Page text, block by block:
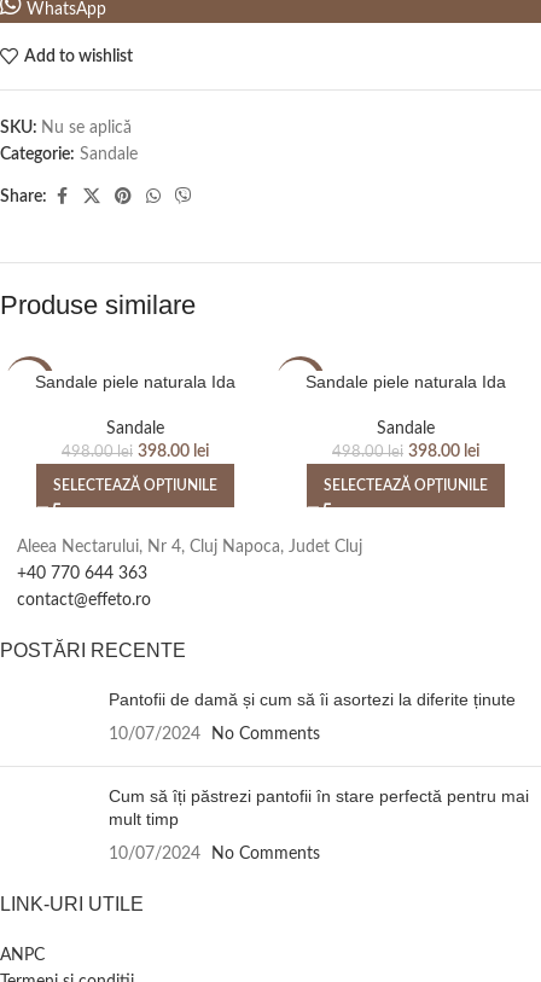
WhatsApp
Add to wishlist
SKU: Nu se aplică
Categorie: Sandale
Share:
Produse similare
-20%Sandale piele naturala Ida
Sandale
498.00lei 398.00 lei
SELECTEAZĂ OPȚIUNILE
-20%Sandale piele naturala Ida
Sandale
498.00lei 398.00 lei
SELECTEAZĂ OPȚIUNILE
Aleea Nectarului, Nr 4, Cluj Napoca, Judet Cluj
+40 770 644 363
contact@effeto.ro
POSTĂRI RECENTE
Pantofii de damă și cum să îi asortezi la diferite ținute
10/07/2024 No Comments
Cum să îți păstrezi pantofii în stare perfectă pentru mai
mult timp
10/07/2024 No Comments
LINK-URI UTILE
ANPC